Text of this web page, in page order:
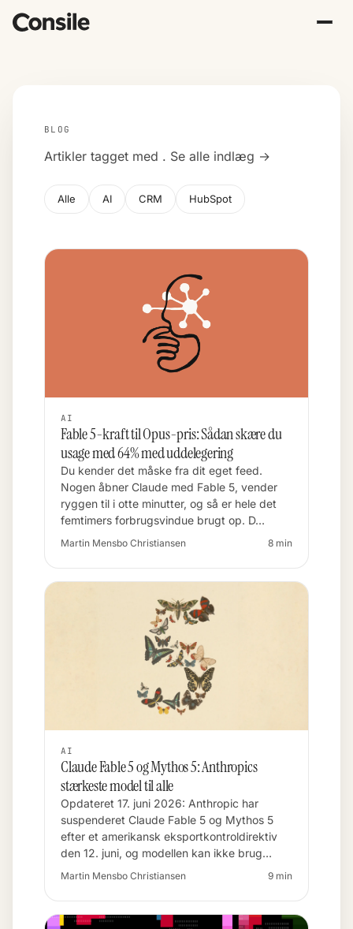
BLOG
Artikler tagget med . Se alle indlæg →
Alle AI CRM HubSpot
AI
Fable 5-kraft til Opus-pris: Sådan skære du
usage med 64% med uddelegering
Du kender det måske fra dit eget feed.
Nogen åbner Claude med Fable 5, vender
ryggen til i otte minutter, og så er hele det
femtimers forbrugsvindue brugt op. D…
Martin Mensbo Christiansen 8 min
AI
Claude Fable 5 og Mythos 5: Anthropics
stærkeste model til alle
Opdateret 17. juni 2026: Anthropic har
suspenderet Claude Fable 5 og Mythos 5
efter et amerikansk eksportkontroldirektiv
den 12. juni, og modellen kan ikke brug…
Martin Mensbo Christiansen 9 min